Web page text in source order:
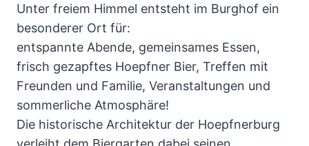
Unter freiem Himmel entsteht im Burghof ein
besonderer Ort für:
entspannte Abende, gemeinsames Essen,
frisch gezapftes Hoepfner Bier, Treffen mit
Freunden und Familie, Veranstaltungen und
sommerliche Atmosphäre!
Die historische Architektur der Hoepfnerburg